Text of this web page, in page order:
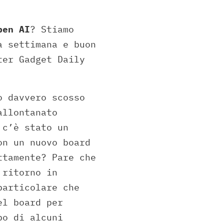
AI? Stiamo
e buon
Gadget Daily
scosso
c’è stato un
un nuovo board
Pare che
ritorno in
che
board per
di alcuni